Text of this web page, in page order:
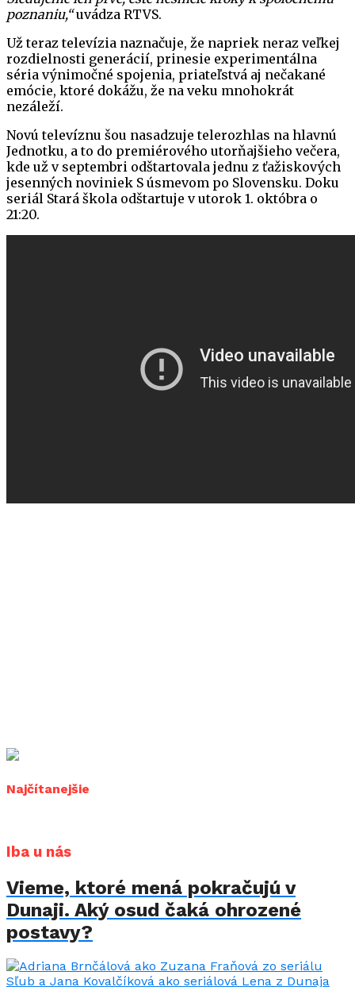
poznaniu,“uvádza RTVS.
Už teraz televízia naznačuje, že napriek neraz veľkej
rozdielnosti generácií, prinesie experimentálna
séria výnimočné spojenia, priateľstvá aj nečakané
emócie, ktoré dokážu, že na veku mnohokrát
nezáleží.
Novú televíznu šou nasadzuje telerozhlas na hlavnú
Jednotku, a to do premiérového utorňajšieho večera,
kde už v septembri odštartovala jednu z ťažiskových
jesenných noviniek S úsmevom po Slovensku. Doku
seriál Stará škola odštartuje v utorok 1. októbra o
21:20.
Najčítanejšie
Iba u nás
Vieme, ktoré mená pokračujú v
Dunaji. Aký osud čaká ohrozené
postavy?